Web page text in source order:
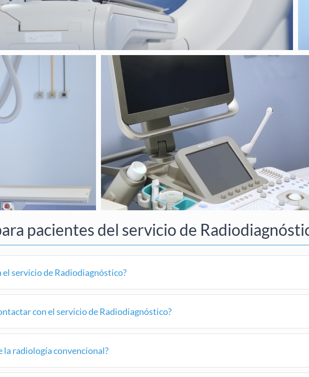
pacientes del servicio de
el servicio de Radiodiagnóstico?
con el servicio de Radiodiagnóstico?
la radiología convencional?